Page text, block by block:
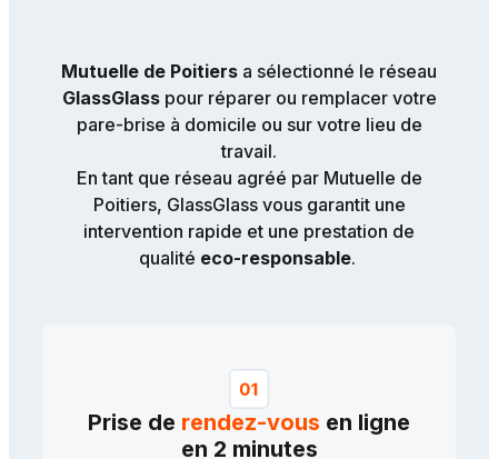
Mutuelle de Poitiers a sélectionné le réseau
GlassGlasspour réparer ou remplacer votre
pare-brise à domicile ou sur votre lieu de
travail.
En tant que réseau agréé par Mutuelle de
Poitiers, GlassGlass vous garantit une
intervention rapide et une prestation de
qualité eco-responsable.
Prise de rendez-vous en ligne
en 2 minutes